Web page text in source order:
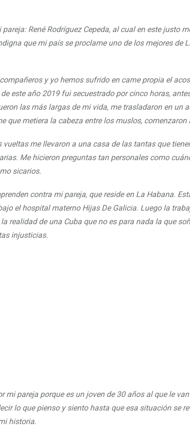
René Rodríguez Cepeda, al cual en este justo
que mi país se proclame uno de los mejores de
y yo hemos sufrido en carne propia el
este año 2019 fui secuestrado por cinco horas,
las más largas de mi vida, me trasladaron en un
que metiera la cabeza entre los muslos,
vueltas me llevaron a una casa de las tantas que
Me hicieron preguntas tan personales como
sicarios.
contra mi pareja, que reside en La Habana.
el hospital materno Hijas De Galicia. Luego la
realidad de una Cuba que no es para nada la que
injusticias.
mi pareja porque es un joven de 30 años al que le
lo que pienso y siento hasta que esa situación se
historia.